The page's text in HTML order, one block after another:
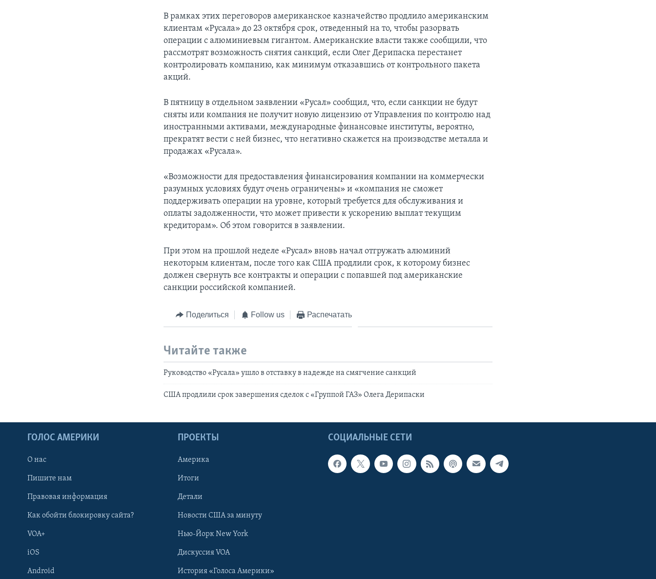
В рамках этих переговоров американское казначейство продлило американским
клиентам «Русала» до 23 октября срок, отведенный на то, чтобы разорвать
операции с алюминиевым гигантом. Американские власти также сообщили, что
рассмотрят возможность снятия санкций, если Олег Дерипаска перестанет
контролировать компанию, как минимум отказавшись от контрольного пакета
акций.
В пятницу в отдельном заявлении «Русал» сообщил, что, если санкции не будут
сняты или компания не получит новую лицензию от Управления по контролю над
иностранными активами, международные финансовые институты, вероятно,
прекратят вести с ней бизнес, что негативно скажется на производстве металла и
продажах «Русала».
«Возможности для предоставления финансирования компании на коммерчески
разумных условиях будут очень ограничены» и «компания не сможет
поддерживать операции на уровне, который требуется для обслуживания и
оплаты задолженности, что может привести к ускорению выплат текущим
кредиторам». Об этом говорится в заявлении.
При этом на прошлой неделе «Русал» вновь начал отгружать алюминий
некоторым клиентам, после того как США продлили срок, к которому бизнес
должен свернуть все контракты и операции с попавшей под американские
санкции российской компанией.
Поделиться Follow us Распечатать
Читайте также
Руководство «Русала» ушло в отставку в надежде на смягчение санкций
США продлили срок завершения сделок с «Группой ГАЗ» Олега Дерипаски
СОЦИАЛЬНЫЕ СЕТИ
ГОЛОС АМЕРИКИ
О нас
Пишите нам
Правовая информация
Как обойти блокировку сайта?
VOA+
iOS
Android
ПРОЕКТЫ
Америка
Итоги
Детали
Новости США за минуту
Нью-Йорк New York
Дискуссия VOA
История «Голоса Америки»